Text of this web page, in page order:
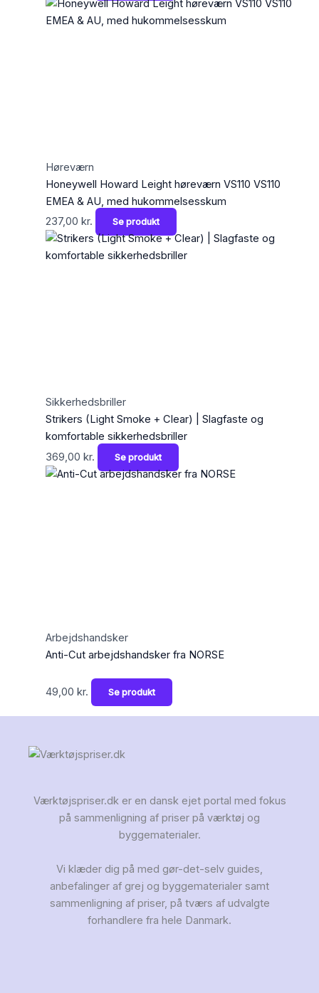
Høreværn
Honeywell Howard Leight høreværn VS110 VS110
EMEA & AU, med hukommelsesskum
237,00 kr. Se produkt
Sikkerhedsbriller
Strikers (Light Smoke + Clear) | Slagfaste og
komfortable sikkerhedsbriller
369,00 kr. Se produkt
Arbejdshandsker
Anti-Cut arbejdshandsker fra NORSE
49,00 kr. Se produkt
Værktøjspriser.dk er en dansk ejet portal med fokus
på sammenligning af priser på værktøj og
byggematerialer.
Vi klæder dig på med gør-det-selv guides,
anbefalinger af grej og byggematerialer samt
sammenligning af priser, på tværs af udvalgte
forhandlere fra hele Danmark.